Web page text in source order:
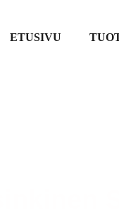
ETUSIVU